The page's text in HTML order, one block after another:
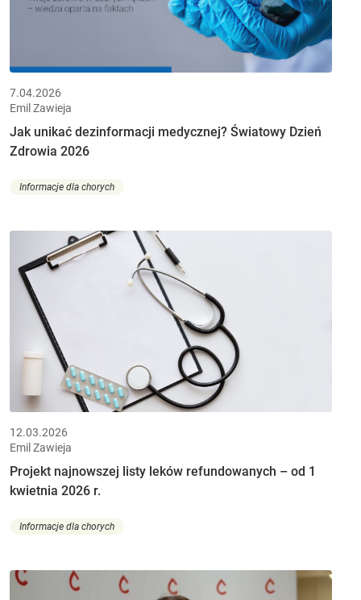
7.04.2026
Emil Zawieja
Jak unikać dezinformacji medycznej? Światowy Dzień
Zdrowia 2026
Informacje dla chorych
12.03.2026
Emil Zawieja
Projekt najnowszej listy leków refundowanych – od 1
kwietnia 2026 r.
Informacje dla chorych